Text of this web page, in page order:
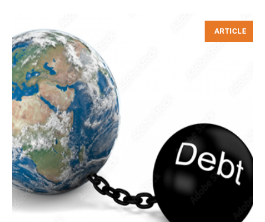
ARTICLE